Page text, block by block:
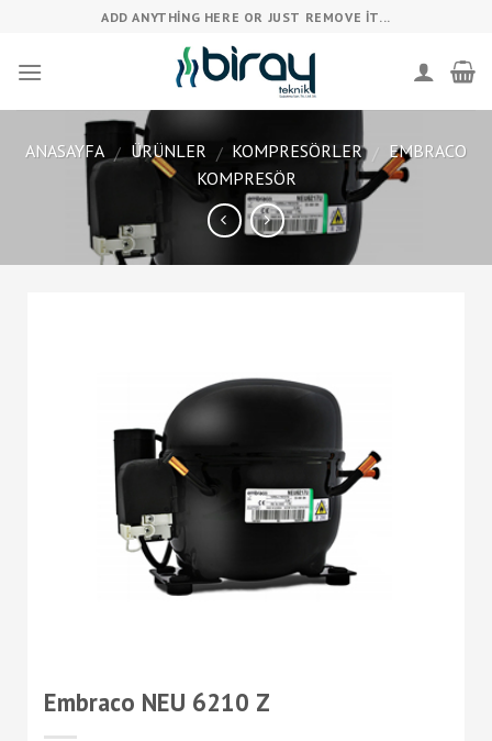
content
ADD ANYTHING HERE OR JUST REMOVE IT...
ANASAYFA / ÜRÜNLER / KOMPRESÖRLER / EMBRACO
KOMPRESÖR
Embraco NEU 6210 Z